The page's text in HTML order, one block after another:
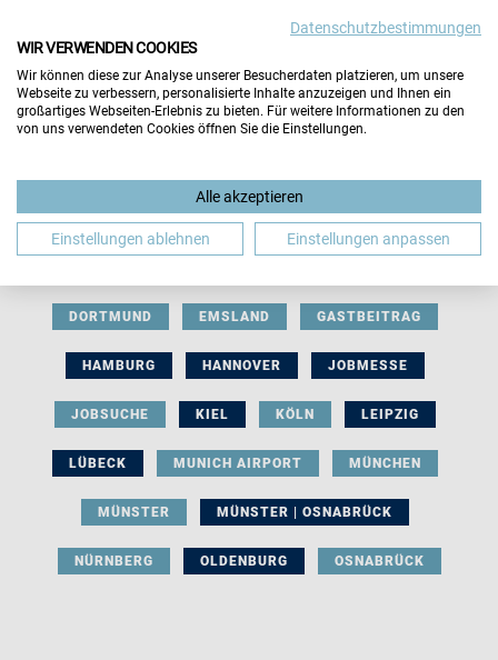
BERUFLICHE ORIENTIERUNG BEWERBUNG
DORTMUND EMSLAND GASTBEITRAG
HAMBURG HANNOVER JOBMESSE
JOBSUCHE KIEL KÖLN LEIPZIG
LÜBECK MUNICH AIRPORT MÜNCHEN
MÜNSTER MÜNSTER | OSNABRÜCK
NÜRNBERG OLDENBURG OSNABRÜCK
Datenschutzbestimmungen
WIR VERWENDEN COOKIES
Wir können diese zur Analyse unserer Besucherdaten platzieren, um unsere
Webseite zu verbessern, personalisierte Inhalte anzuzeigen und Ihnen ein
großartiges Webseiten-Erlebnis zu bieten. Für weitere Informationen zu den
von uns verwendeten Cookies öffnen Sie die Einstellungen.
Alle akzeptieren
Einstellungen ablehnen Einstellungen anpassen